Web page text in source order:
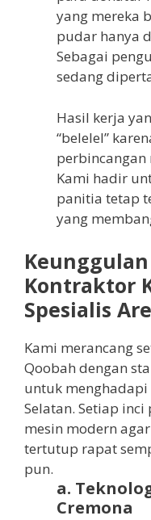
yang mereka
pudar hanya
Sebagai
sedang
Hasil kerja
“belelel”
Kami hadir
panitia tetap
yang
Kontraktor
Spesialis
Kami merancang
Qoobah dengan
untuk menghadapi
Selatan. Setiap
mesin modern
tertutup rapat
pun.
a.
Cremona